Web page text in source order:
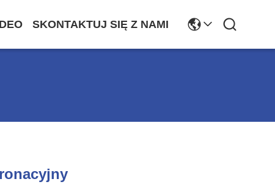
SKONTAKTUJ SIĘ Z NAMI